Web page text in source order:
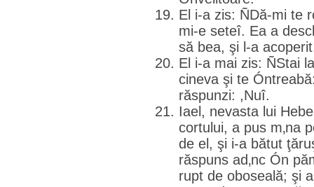
El i-a zis: ÑDă-mi te
mi-e seteî. Ea a
să bea, şi l-a
El i-a mai zis: ÑStai
cineva şi te
răspunzi: ,Nuî.
Iael, nevasta lui
cortului, a pus m‚na
de el, şi i-a bătut
răspuns ad‚nc Ón
rupt de oboseală; şi